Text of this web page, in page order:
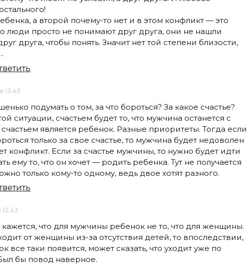
а второй почему-то нет и в этом конфликт — это
люди просто не понимают друг друга, они не нашли
друга, чтобы понять. Значит нет той степени близости,
13:43
подумать о том, за что бороться? За какое счастье?
ситуации, счастьем будет то, что мужчина останется с
является ребенок. Разные приоритеты. Тогда если
только за свое счастье, то мужчина будет недоволен
конфликт. Если за счастье мужчины, то нужно будет идти
ему то, что он хочет — родить ребенка. Тут не получается
только кому-то одному, ведь двое хотят разного.
13:43
что для мужчины ребенок не то, что для женщины.
от женщины из-за отсутствия детей, то впоследствии,
все таки появится, может сказать, что уходит уже по
бы повод наверное.